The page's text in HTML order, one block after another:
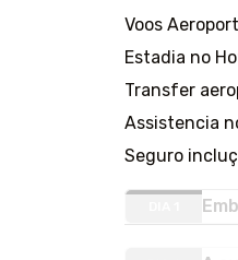
Voos
Estadia no
Transfer
Assistencia
Seguro